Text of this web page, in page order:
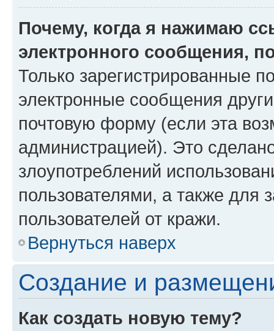
Почему, когда я нажимаю
электронного сообщения,
Только зарегистрированные
электронные сообщения
почтовую форму (если эта
администрацией). Это
злоупотреблений
пользователями, а также для
пользователей от кражи.
Вернуться наверх
Создание и
Как создать новую тему?